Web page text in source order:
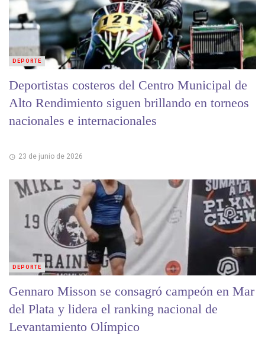
Deportistas costeros del Centro Municipal de
Alto Rendimiento siguen brillando en torneos
nacionales e internacionales
23 de junio de 2026
DEPORTE
Gennaro Misson se consagró campeón en Mar
del Plata y lidera el ranking nacional de
Levantamiento Olímpico
DEPORTE